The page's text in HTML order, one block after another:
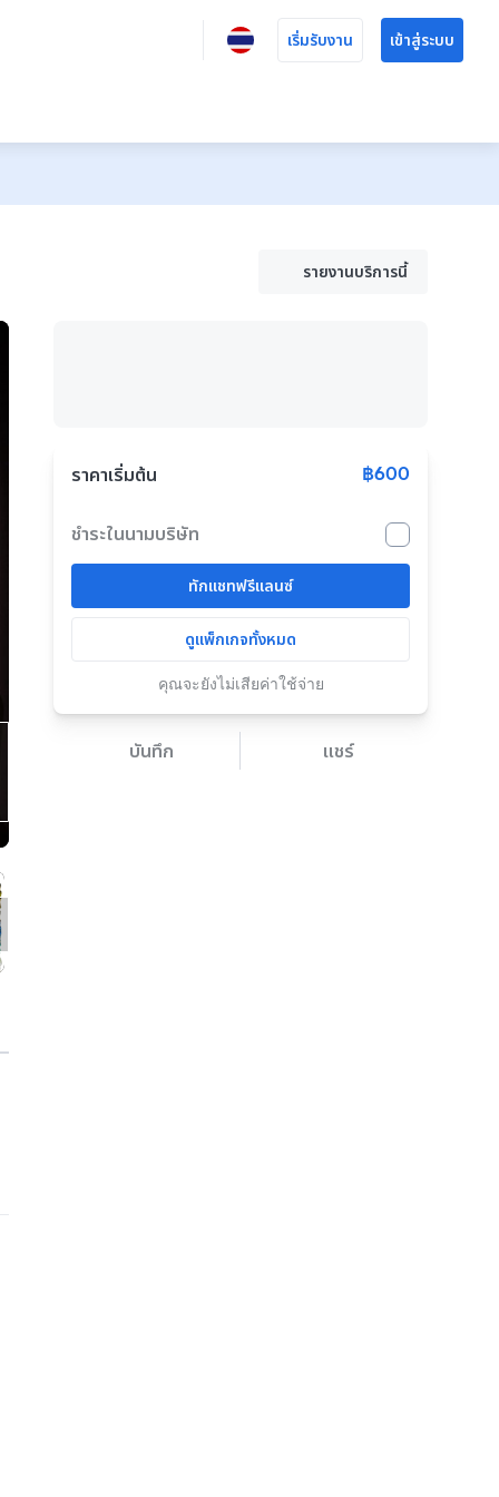
เริ่มรับงาน เข้าสู่ระบบ
รายงานบริการนี้
ราคาเริ่มต้น ฿600
ชำระในนามบริษัท
ทักแชทฟรีแลนซ์
ดูแพ็กเกจทั้งหมด
คุณจะยังไม่เสียค่าใช้จ่าย
บันทึก แชร์